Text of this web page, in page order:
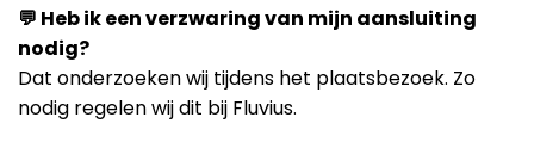
💬 Heb ik een verzwaring van mijn aansluiting
nodig?
Dat onderzoeken wij tijdens het plaatsbezoek. Zo
nodig regelen wij dit bij Fluvius.